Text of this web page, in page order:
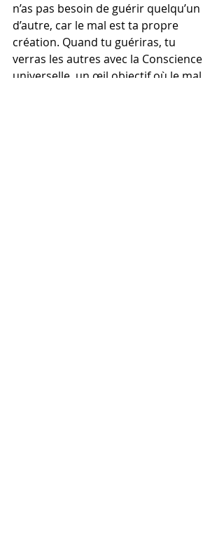
n’as pas besoin de guérir quelqu’un
d’autre, car le mal est ta propre
création. Quand tu guériras, tu
verras les autres avec la Conscience
universelle, un œil objectif où le mal